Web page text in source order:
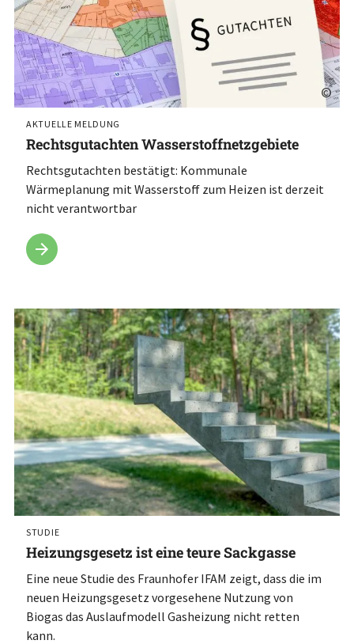
©
Rechtsgutachten Wasserstoffnetzgebiete
AKTUELLE MELDUNG
Rechtsgutachten bestätigt: Kommunale
Wärmeplanung mit Wasserstoff zum Heizen ist derzeit
nicht verantwortbar
Heizungsgesetz ist eine teure Sackgasse
STUDIE
Eine neue Studie des Fraunhofer IFAM zeigt, dass die im
neuen Heizungsgesetz vorgesehene Nutzung von
Biogas das Auslaufmodell Gasheizung nicht retten
kann.